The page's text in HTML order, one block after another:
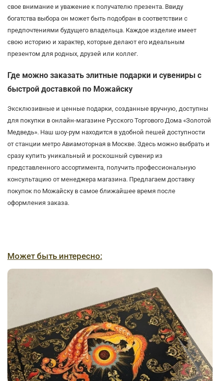
свое внимание и уважение к получателю презента. Ввиду
богатства выбора он может быть подобран в соответствии с
предпочтениями будущего владельца. Каждое изделие имеет
свою историю и характер, которые делают его идеальным
презентом для родных, друзей или коллег.
Где можно заказать элитные подарки и сувениры с
быстрой доставкой по Можайску
Эксклюзивные и ценные подарки, созданные вручную, доступны
для покупки в онлайн-магазине Русского Торгового Дома «Золотой
Медведь». Наш шоу-рум находится в удобной пешей доступности
от станции метро Авиамоторная в Москве. Здесь можно выбрать и
сразу купить уникальный и роскошный сувенир из
представленного ассортимента, получить профессиональную
консультацию от менеджера магазина. Предлагаем доставку
покупок по Можайску в самое ближайшее время после
оформления заказа.
Может быть интересно: